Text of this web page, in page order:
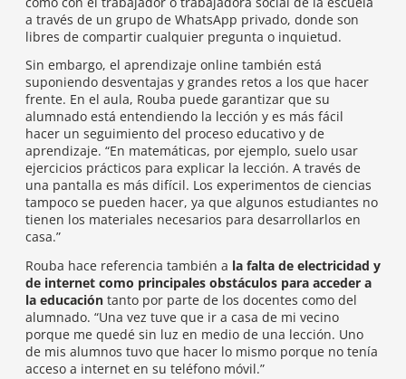
a través de un grupo de WhatsApp privado, donde son
libres de compartir cualquier pregunta o inquietud.
Sin embargo, el aprendizaje online también está
suponiendo desventajas y grandes retos a los que hacer
frente. En el aula, Rouba puede garantizar que su
alumnado está entendiendo la lección y es más fácil
hacer un seguimiento del proceso educativo y de
aprendizaje. “En matemáticas, por ejemplo, suelo usar
ejercicios prácticos para explicar la lección. A través de
una pantalla es más difícil. Los experimentos de ciencias
tampoco se pueden hacer, ya que algunos estudiantes no
tienen los materiales necesarios para desarrollarlos en
casa.”
Rouba hace referencia también a la falta de electricidad y
de internet como principales obstáculos para acceder a
la educación tanto por parte de los docentes como del
alumnado. “Una vez tuve que ir a casa de mi vecino
porque me quedé sin luz en medio de una lección. Uno
de mis alumnos tuvo que hacer lo mismo porque no tenía
acceso a internet en su teléfono móvil.”